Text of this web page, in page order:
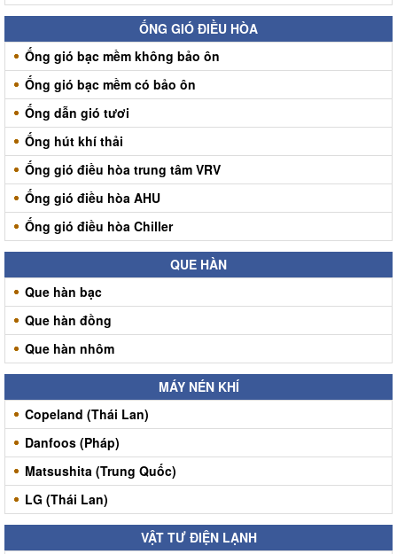
ỐNG GIÓ ĐIỀU HÒA
Ống gió bạc mềm không bảo ôn
Ống gió bạc mềm có bảo ôn
Ống dẫn gió tươi
Ống hút khí thải
Ống gió điều hòa trung tâm VRV
Ống gió điều hòa AHU
Ống gió điều hòa Chiller
QUE HÀN
Que hàn bạc
Que hàn đồng
Que hàn nhôm
MÁY NÉN KHÍ
Copeland (Thái Lan)
Danfoos (Pháp)
Matsushita (Trung Quốc)
LG (Thái Lan)
VẬT TƯ ĐIỆN LẠNH